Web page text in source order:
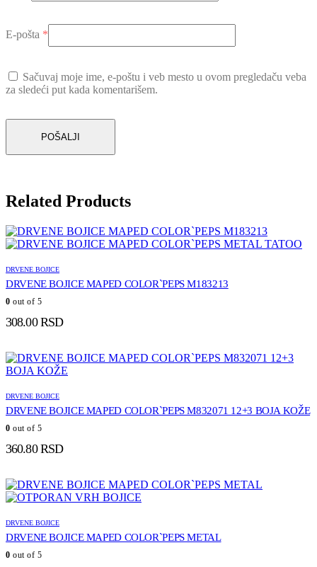
E-pošta *
Sačuvaj moje ime, e-poštu i veb mesto u ovom pregledaču veba
za sledeći put kada komentarišem.
Related Products
DRVENE BOJICE
DRVENE BOJICE MAPED COLOR`PEPS M183213
0 out of 5
308.00RSD
DRVENE BOJICE
DRVENE BOJICE MAPED COLOR`PEPS M832071 12+3 BOJA KOŽE
0 out of 5
360.80RSD
DRVENE BOJICE
DRVENE BOJICE MAPED COLOR`PEPS METAL
0 out of 5